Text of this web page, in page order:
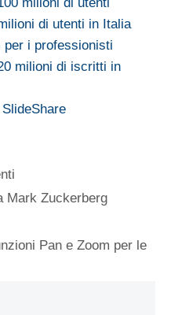
di utenti in Italia
per i professionisti
milioni di iscritti in
Mark Zuckerberg
Pan e Zoom per le